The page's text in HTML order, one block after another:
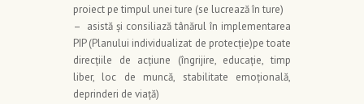
proiect pe timpul unei ture (se lucrează în ture)
– asistă şi consiliază tânărul în implementarea
PIP (Planului individualizat de protecţie)pe toate
direcţiile de acţiune (îngrijire, educaţie, timp
liber, loc de muncă, stabilitate emoţională,
deprinderi de viaţă)